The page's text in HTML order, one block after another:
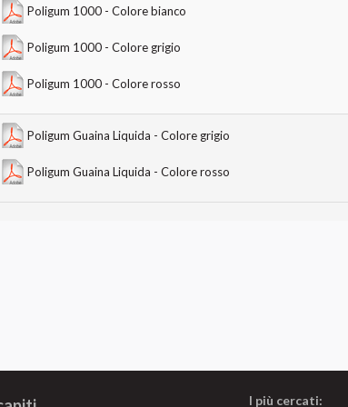
Poligum 1000 - Colore bianco
Poligum 1000 - Colore grigio
Poligum 1000 - Colore rosso
Poligum Guaina Liquida - Colore grigio
Poligum Guaina Liquida - Colore rosso
I più cercati: